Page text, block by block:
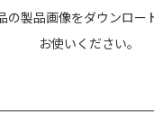
の製品画像をダウンロー
お使いください。